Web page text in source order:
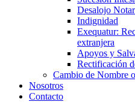
Desalojo
Indignidad
Exequatur:
extranjera
Apoyos y
Rectificación
Cambio de Nombre
Nosotros
Contacto